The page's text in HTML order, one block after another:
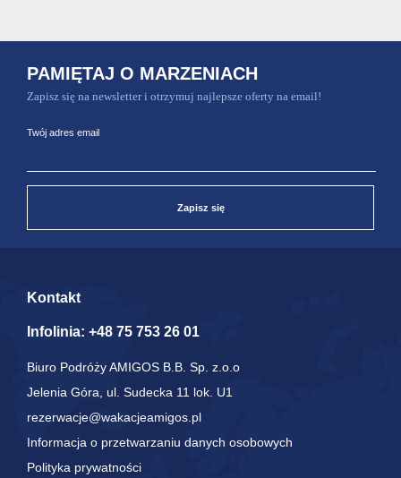
PAMIĘTAJ O MARZENIACH
Zapisz się na newsletter i otrzymuj najlepsze oferty na email!
Twój adres email
Zapisz się
Kontakt
Infolinia: +48 75 753 26 01
Biuro Podróży AMIGOS B.B. Sp. z.o.o
Jelenia Góra, ul. Sudecka 11 lok. U1
rezerwacje@wakacjeamigos.pl
Informacja o przetwarzaniu danych osobowych
Polityka prywatności